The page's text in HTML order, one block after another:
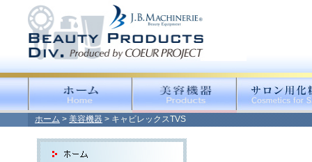
ホーム>美容機器> キャビレックスTVS